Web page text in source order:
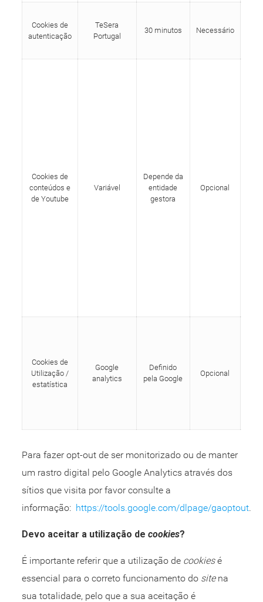
Cookies de
autenticação
TeSera
Portugal
30 minutos Necessário
Cookies de
conteúdos e
de Youtube
Variável
Depende da
entidade
gestora
Opcional
Cookies de
Utilização /
estatística
Google
analytics
Definido
pela Google
Opcional
Para fazer opt-out de ser monitorizado ou de manter
um rastro digital pelo Google Analytics através dos
sítios que visita por favor consulte a
informação: https://tools.google.com/dlpage/gaoptout.
Devo aceitar a utilização de cookies?
É importante referir que a utilização de cookiesé
essencial para o correto funcionamento do sitena
sua totalidade, pelo que a sua aceitação é